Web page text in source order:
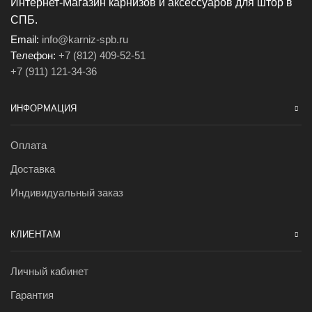
СПБ.
Email: info@karniz-spb.ru
Телефон: +7 (812) 409-52-51
+7 (911) 121-34-36
ИНФОРМАЦИЯ
Оплата
Доставка
Индивидуальный заказ
КЛИЕНТАМ
Личный кабинет
Гарантия